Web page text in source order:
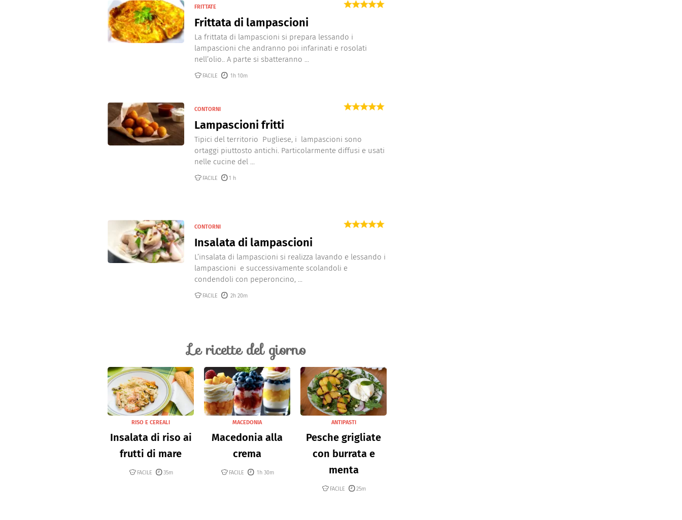
FRITTATE
Frittata di lampascioni
La frittata di lampascioni si prepara lessando i
lampascioni che andranno poi infarinati e rosolati
nell’olio.. A parte si sbatteranno ...
FACILE 1h 10m
CONTORNI
Lampascioni fritti
Tipici del territorio Pugliese, i lampascioni sono
ortaggi piuttosto antichi. Particolarmente diffusi e usati
nelle cucine del ...
FACILE 1 h
CONTORNI
Insalata di lampascioni
L’insalata di lampascioni si realizza lavando e lessando i
lampascioni e successivamente scolandoli e
condendoli con peperoncino, ...
FACILE 2h 20m
Le ricette del giorno
RISO E CEREALI
Insalata di riso ai
frutti di mare
FACILE 35m
MACEDONIA
Macedonia alla
crema
FACILE 1h 30m
ANTIPASTI
Pesche grigliate
con burrata e
menta
FACILE 25m